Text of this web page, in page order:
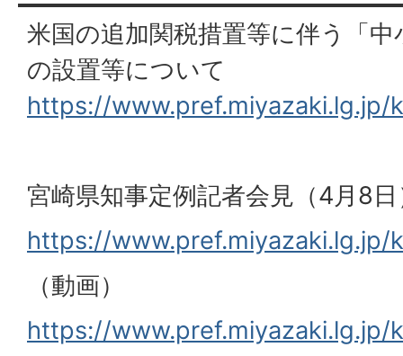
米国の追加関税措置等に伴う「
の設置等について
https://
宮崎県知事定例記者会見（4月8
https://
（動画）
https://